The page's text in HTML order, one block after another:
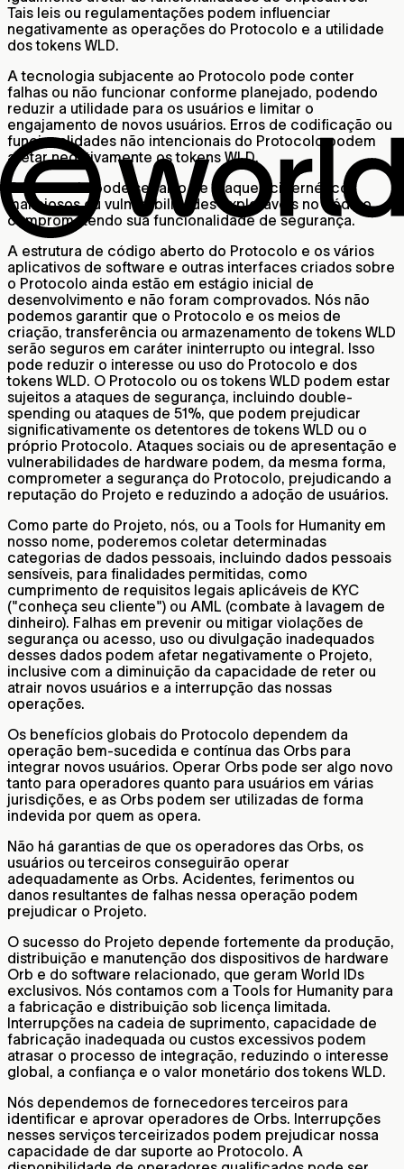
Tais leis ou regulamentações podem influenciar
negativamente as operações do Protocolo e a utilidade
dos tokens WLD.
A tecnologia subjacente ao Protocolo pode conter
falhas ou não funcionar conforme planejado, podendo
reduzir a utilidade para os usuários e limitar o
engajamento de novos usuários. Erros de codificação ou
funcionalidades não intencionais do Protocolo podem
afetar negativamente os tokens WLD.
O Protocolo pode ser alvo de ataques cibernéticos
maliciosos ou vulnerabilidades exploráveis no código,
comprometendo sua funcionalidade de segurança.
A estrutura de código aberto do Protocolo e os vários
aplicativos de software e outras interfaces criados sobre
o Protocolo ainda estão em estágio inicial de
desenvolvimento e não foram comprovados. Nós não
podemos garantir que o Protocolo e os meios de
criação, transferência ou armazenamento de tokens WLD
serão seguros em caráter ininterrupto ou integral. Isso
pode reduzir o interesse ou uso do Protocolo e dos
tokens WLD. O Protocolo ou os tokens WLD podem estar
sujeitos a ataques de segurança, incluindo double-
spending ou ataques de 51%, que podem prejudicar
significativamente os detentores de tokens WLD ou o
próprio Protocolo. Ataques sociais ou de apresentação e
vulnerabilidades de hardware podem, da mesma forma,
comprometer a segurança do Protocolo, prejudicando a
reputação do Projeto e reduzindo a adoção de usuários.
Como parte do Projeto, nós, ou a Tools for Humanity em
nosso nome, poderemos coletar determinadas
categorias de dados pessoais, incluindo dados pessoais
sensíveis, para finalidades permitidas, como
cumprimento de requisitos legais aplicáveis de KYC
("conheça seu cliente") ou AML (combate à lavagem de
dinheiro). Falhas em prevenir ou mitigar violações de
segurança ou acesso, uso ou divulgação inadequados
desses dados podem afetar negativamente o Projeto,
inclusive com a diminuição da capacidade de reter ou
atrair novos usuários e a interrupção das nossas
operações.
Os benefícios globais do Protocolo dependem da
operação bem-sucedida e contínua das Orbs para
integrar novos usuários. Operar Orbs pode ser algo novo
tanto para operadores quanto para usuários em várias
jurisdições, e as Orbs podem ser utilizadas de forma
indevida por quem as opera.
Não há garantias de que os operadores das Orbs, os
usuários ou terceiros conseguirão operar
adequadamente as Orbs. Acidentes, ferimentos ou
danos resultantes de falhas nessa operação podem
prejudicar o Projeto.
O sucesso do Projeto depende fortemente da produção,
distribuição e manutenção dos dispositivos de hardware
Orb e do software relacionado, que geram World IDs
exclusivos. Nós contamos com a Tools for Humanity para
a fabricação e distribuição sob licença limitada.
Interrupções na cadeia de suprimento, capacidade de
fabricação inadequada ou custos excessivos podem
atrasar o processo de integração, reduzindo o interesse
global, a confiança e o valor monetário dos tokens WLD.
Nós dependemos de fornecedores terceiros para
identificar e aprovar operadores de Orbs. Interrupções
nesses serviços terceirizados podem prejudicar nossa
capacidade de dar suporte ao Protocolo. A